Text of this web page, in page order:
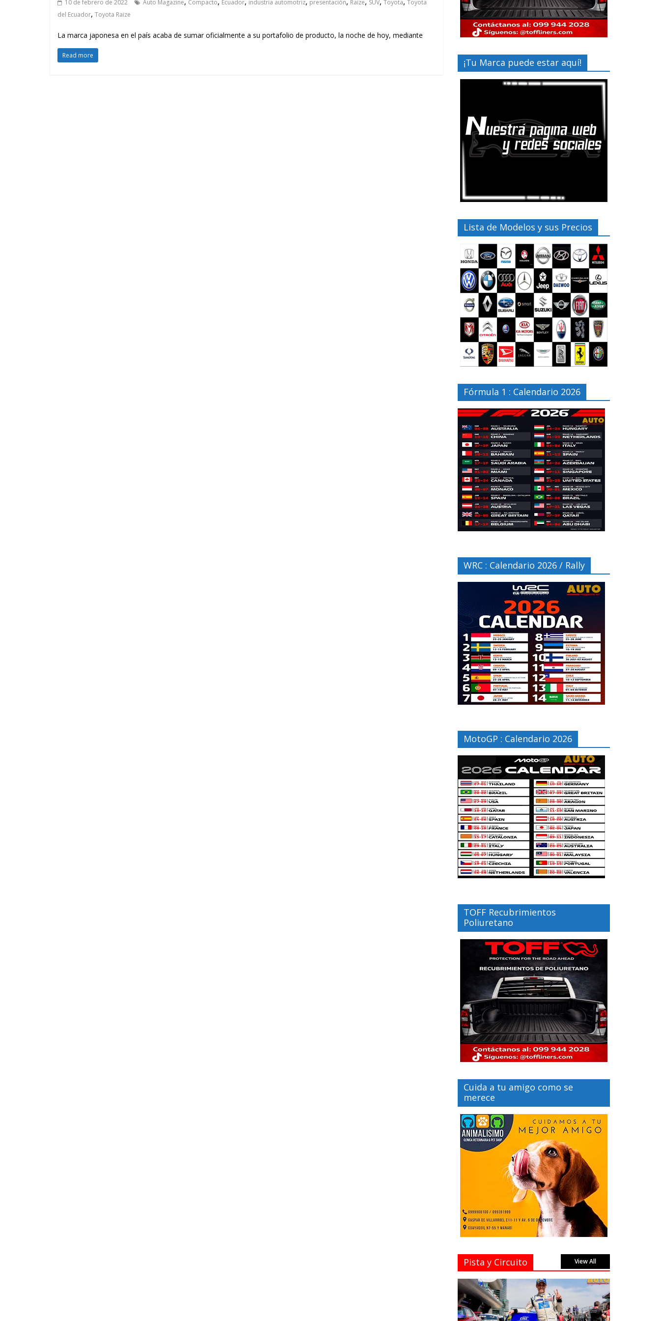
10 de febrero de 2022 Auto Magazine Compacto Ecuador industria automotriz presentación Raize SUV Toyota Toyota
del Ecuador, Toyota Raize
La marca japonesa en el país acaba de sumar oficialmente a su portafolio de producto, la noche de hoy, mediante
Read more
¡Tu Marca puede estar aquí!
Lista de Modelos y sus Precios
Fórmula 1 : Calendario 2026
WRC : Calendario 2026 / Rally
MotoGP : Calendario 2026
TOFF Recubrimientos
Poliuretano
Cuida a tu amigo como se
merece
Pista y Circuito View All